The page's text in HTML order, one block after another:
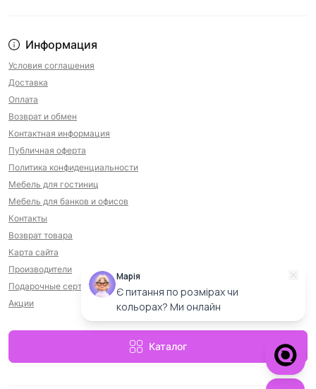
Информация
Условия соглашения
Доставка
Оплата
Возврат и обмен
Контактная информация
Публичная оферта
Политика конфиденциальности
Мебель для гостиниц
Мебель для банков и офисов
Контакты
Возврат товара
Карта сайта
Производители
Подарочные сертификаты
Акции
Каталог
Марія
Є питання по розмірах чи
кольорах? Ми онлайн